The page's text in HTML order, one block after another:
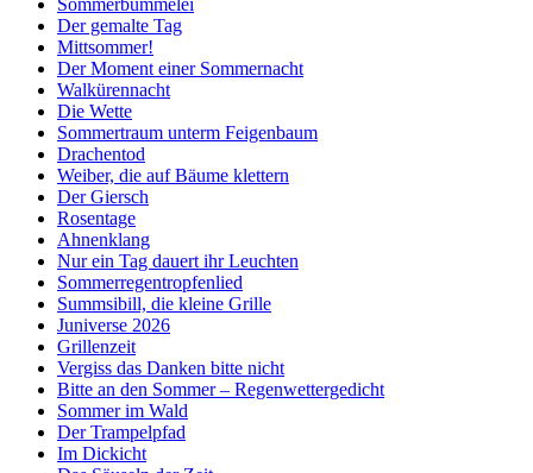
Sommerbummelei
Der gemalte Tag
Mittsommer!
Der Moment einer Sommernacht
Walkürennacht
Die Wette
Sommertraum unterm Feigenbaum
Drachentod
Weiber, die auf Bäume klettern
Der Giersch
Rosentage
Ahnenklang
Nur ein Tag dauert ihr Leuchten
Sommerregentropfenlied
Summsibill, die kleine Grille
Juniverse 2026
Grillenzeit
Vergiss das Danken bitte nicht
Bitte an den Sommer – Regenwettergedicht
Sommer im Wald
Der Trampelpfad
Im Dickicht